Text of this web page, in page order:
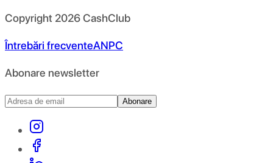
Copyright 2026CashClub
Întrebări frecventeANPC
Abonare newsletter
Abonare